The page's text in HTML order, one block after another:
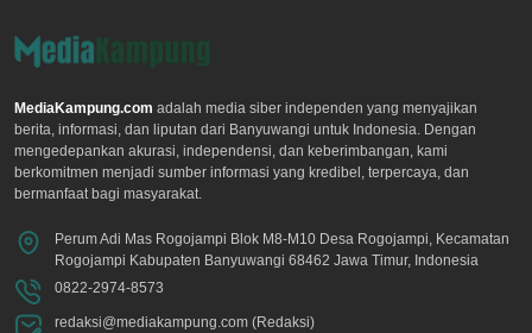
MediaKampung.com adalah media siber independen yang menyajikan
berita, informasi, dan liputan dari Banyuwangi untuk Indonesia. Dengan
mengedepankan akurasi, independensi, dan keberimbangan, kami
berkomitmen menjadi sumber informasi yang kredibel, terpercaya, dan
bermanfaat bagi masyarakat.
Perum Adi Mas Rogojampi Blok M8-M10 Desa Rogojampi, Kecamatan
Rogojampi Kabupaten Banyuwangi 68462 Jawa Timur, Indonesia
0822-2974-8573
redaksi@mediakampung.com (Redaksi)